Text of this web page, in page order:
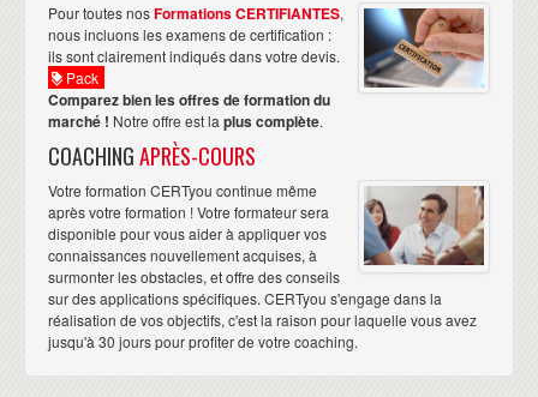
Pour toutes nosFormations CERTIFIANTES,
nous incluons les examens de certification :
ils sont clairement indiqués dans votre devis.
Pack
Comparez bien les offres de formation du
marché ! Notre offre est la plus complète.
COACHINGAPRÈS-COURS
Votre formation CERTyou continue même
après votre formation ! Votre formateur sera
disponible pour vous aider à appliquer vos
connaissances nouvellement acquises, à
surmonter les obstacles, et offre des conseils
sur des applications spécifiques. CERTyou s'engage dans la
réalisation de vos objectifs, c'est la raison pour laquelle vous avez
jusqu'à 30 jours pour profiter de votre coaching.